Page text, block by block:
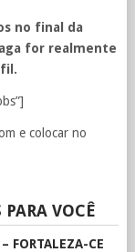
no final da
for realmente
e colocar no
VOCÊ
FORTALEZA-CE